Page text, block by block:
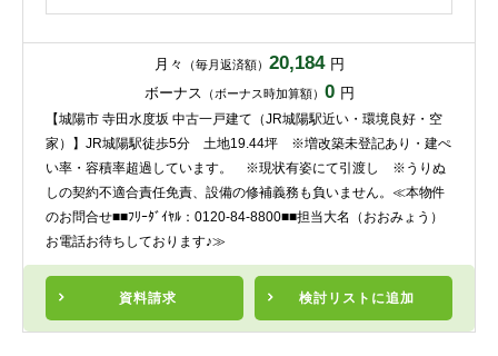
月々 （毎月返済額） 20,184 円
ボーナス （ボーナス時加算額） 0 円
資料請求 検討リスト に追加
【城陽市 寺田水度坂 中古一戸建て（JR城陽駅近い・環境良好・空
家）】JR城陽駅徒歩5分 土地19.44坪 ※増改築未登記あり・建ぺ
い率・容積率超過しています。 ※現状有姿にて引渡し ※うりぬ
しの契約不適合責任免責、設備の修補義務も負いません。≪本物件
のお問合せ■■ﾌﾘｰﾀﾞｲﾔﾙ：0120-84-8800■■担当大名（おおみょう）
お電話お待ちしております♪≫